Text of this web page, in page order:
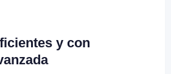
y con